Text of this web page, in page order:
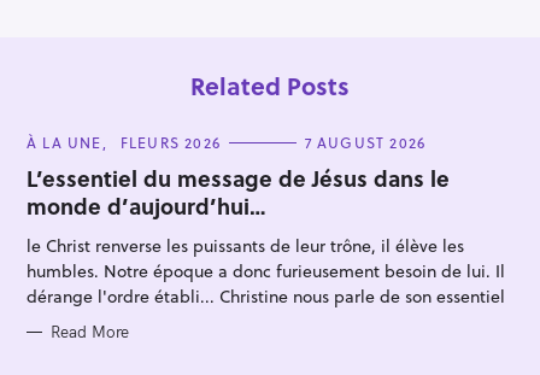
Related Posts
C
T
E
G
O
R
I
E
S
À LA UNE FLEURS 2026 7 AUGUST 2026
L’essentiel du message de Jésus dans le
monde d’aujourd’hui…
le Christ renverse les puissants de leur trône, il élève les
humbles. Notre époque a donc furieusement besoin de lui. Il
dérange l'ordre établi... Christine nous parle de son essentiel
Read More
S